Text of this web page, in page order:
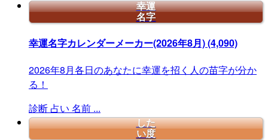
幸運
名字
幸運名字カレンダーメーカー(2026年8月)(4,090)
2026年8月各日のあなたに幸運を招く人の苗字が分か
る！
診断 占い 名前 ...
した
い度